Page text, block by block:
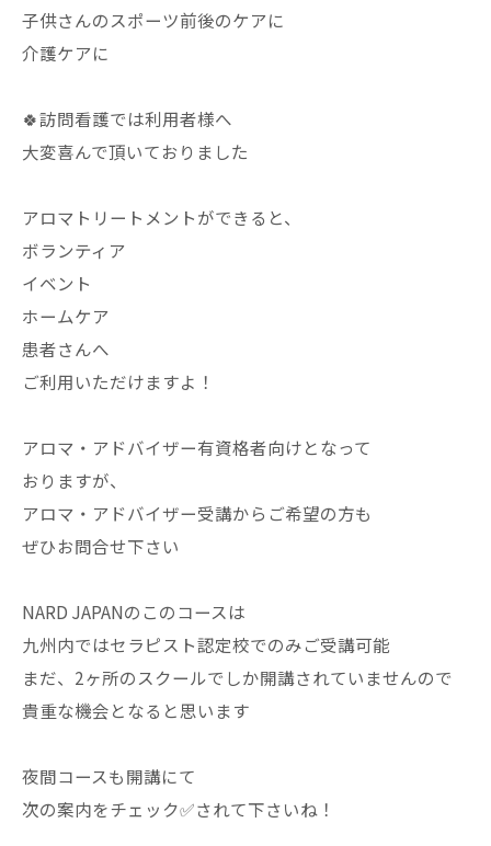
子供さんのスポーツ前後のケアに
介護ケアに
🍀訪問看護では利用者様へ
大変喜んで頂いておりました
アロマトリートメントができると、
ボランティア
イベント
ホームケア
患者さんへ
ご利用いただけますよ！
アロマ・アドバイザー有資格者向けとなって
おりますが、
アロマ・アドバイザー受講からご希望の方も
ぜひお問合せ下さい
NARD JAPANのこのコースは
九州内ではセラピスト認定校でのみご受講可能
まだ、2ヶ所のスクールでしか開講されていませんので
貴重な機会となると思います
夜間コースも開講にて
次の案内をチェック✅されて下さいね！